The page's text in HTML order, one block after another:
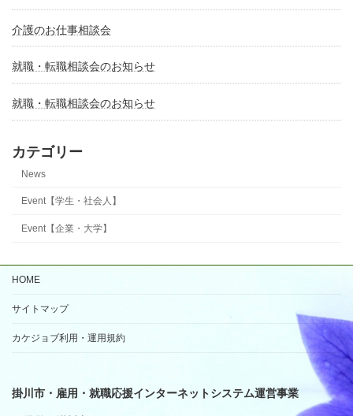
介護のお仕事相談会
就職・転職相談会のお知らせ
就職・転職相談会のお知らせ
カテゴリー
News
Event【学生・社会人】
Event【企業・大学】
HOME
サイトマップ
カケジョブ利用・運用規約
掛川市・雇用・就職応援インターネットシステム運営事業